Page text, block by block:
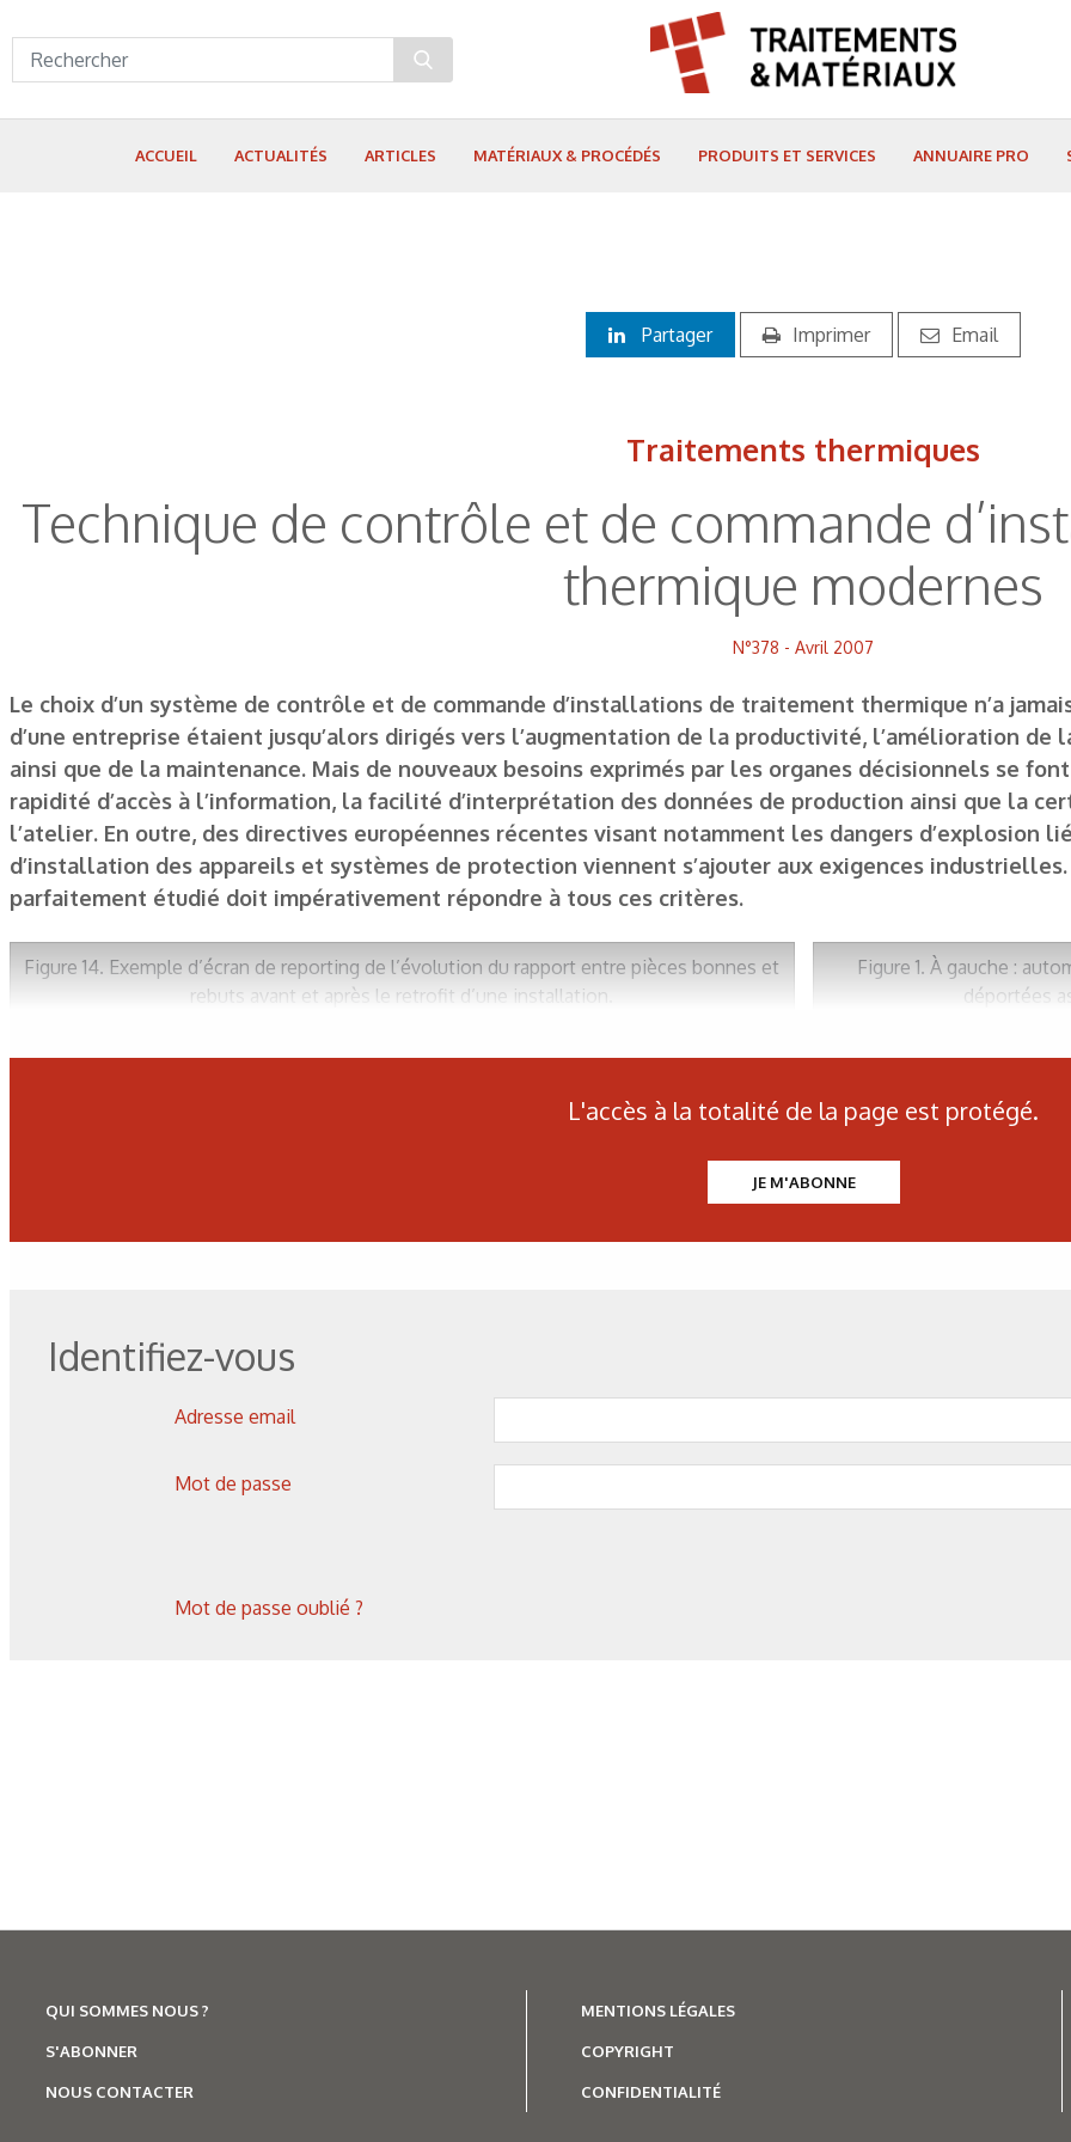
ACCUEIL ACTUALITÉS ARTICLES MATÉRIAUX & PROCÉDÉS PRODUITS ET SERVICES ANNUAIRE PRO
Partager Imprimer Email
Traitements thermiques
Technique de contrôle et de commande
thermique modernes
N°378 - Avril 2007
Le choix d’un système de contrôle et de commande d’installations de traitement thermique n’a
d’une entreprise étaient jusqu’alors dirigés vers l’augmentation de la productivité, l’amélioration
ainsi que de la maintenance. Mais de nouveaux besoins exprimés par les organes décisionnels se
rapidité d’accès à l’information, la facilité d’interprétation des données de production ainsi que la
l’atelier. En outre, des directives européennes récentes visant notamment les dangers d’explosion
d’installation des appareils et systèmes de protection viennent s’ajouter aux exigences
parfaitement étudié doit impérativement répondre à tous ces critères.
Figure 14. Exemple d’écran de reporting de l’évolution du rapport entre pièces bonnes et
rebuts avant et après le retrofit d’une installation.
Figure 1. À gauche :
déportées
Internet/
Figure 3. Exemple
Figure 6.
Figure 10. Exemple d’écran
Figure 11.
Figure 12. Exemple d’écran
L'accès à la totalité de la page est protégé.
JE M'ABONNE
Identifiez-vous
Adresse email
Mot de passe
Mot de passe oublié ?
QUI SOMMES NOUS ?
S'ABONNER
NOUS CONTACTER
MENTIONS LÉGALES
COPYRIGHT
CONFIDENTIALITÉ